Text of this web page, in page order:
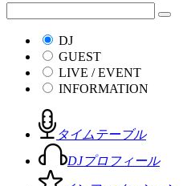
DJ
GUEST
LIVE / EVENT
INFORMATION
タイムテーブル
DJプロフィール